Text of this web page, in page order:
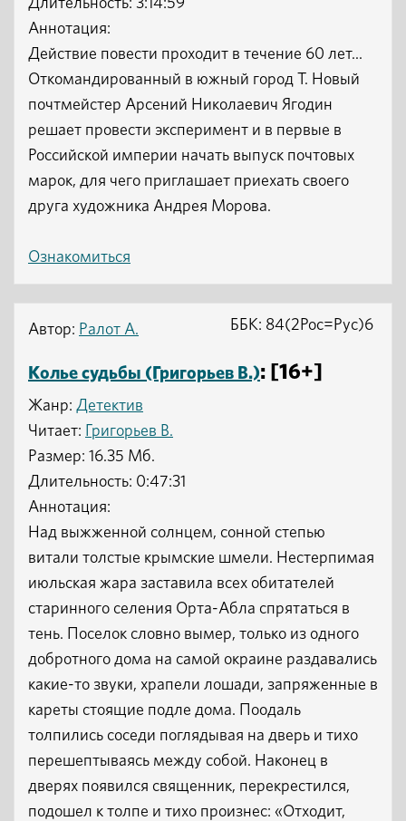
Длительность: 3:14:59
Аннотация:
Действие повести проходит в течение 60 лет...
Откомандированный в южный город Т. Новый
почтмейстер Арсений Николаевич Ягодин
решает провести эксперимент и в первые в
Российской империи начать выпуск почтовых
марок, для чего приглашает приехать своего
друга художника Андрея Морова.
Ознакомиться
Автор: Ралот А.
Колье судьбы (Григорьев В.): [16+]
Жанр: Детектив
Читает: Григорьев В.
ББК: 84(2Рос=Рус)6
Размер: 16.35 Мб.
Длительность: 0:47:31
Аннотация:
Над выжженной солнцем, сонной степью
витали толстые крымские шмели. Нестерпимая
июльская жара заставила всех обитателей
старинного селения Орта-Абла спрятаться в
тень. Поселок словно вымер, только из одного
добротного дома на самой окраине раздавались
какие-то звуки, храпели лошади, запряженные в
кареты стоящие подле дома. Поодаль
толпились соседи поглядывая на дверь и тихо
перешептываясь между собой. Наконец в
дверях появился священник, перекрестился,
подошел к толпе и тихо произнес: «Отходит,